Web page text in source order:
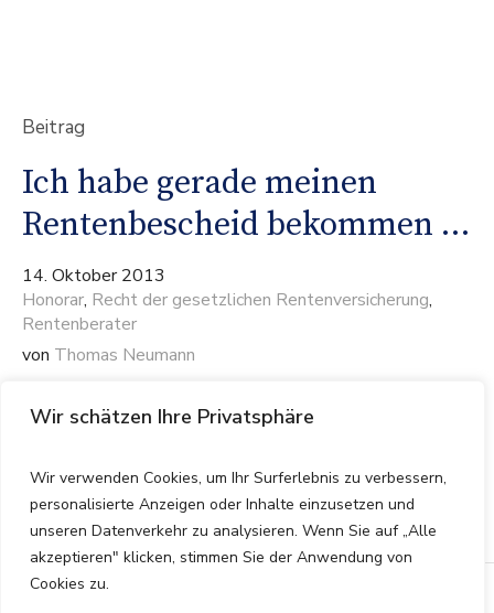
Wir schätzen Ihre Privatsphäre
Wir verwenden Cookies, um Ihr Surferlebnis zu verbessern,
personalisierte Anzeigen oder Inhalte einzusetzen und
unseren Datenverkehr zu analysieren. Wenn Sie auf „Alle
akzeptieren" klicken, stimmen Sie der Anwendung von
Cookies zu.
Beitrag
Ich habe gerade meinen
Rentenbescheid bekommen …
14. Oktober 2013
Honorar, Recht der gesetzlichen Rentenversicherung,
Rentenberater
von Thomas Neumann
… was kostet bei Ihnen eine Prüfung? Eine
gerichtet wird. Hierzu gäbe es folgende mögliche
Antworten: